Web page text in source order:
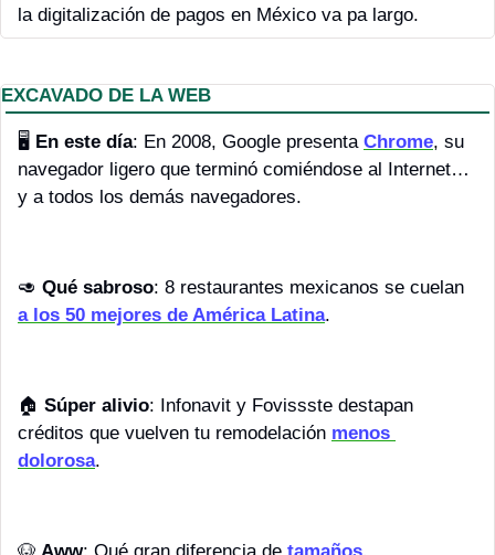
la digitalización de pagos en México va pa largo.
EXCAVADO DE LA WEB
🖥 En este día: En 2008, Google presenta Chrome, su
navegador ligero que terminó comiéndose al Internet…
y a todos los demás navegadores.
🥑 Qué sabroso
a los 50 mejores de América Latina.
🏠 Súper alivio: Infonavit y Fovissste destapan
créditos que vuelven tu remodelación menos
dolorosa.